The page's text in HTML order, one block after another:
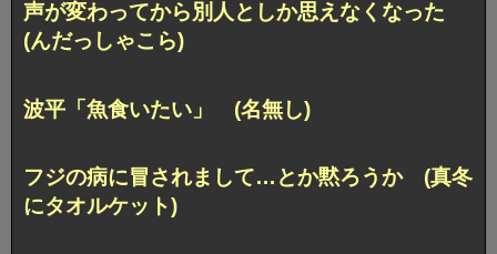
声が変わってから別人としか思えなくなった
(んだっしゃこら)
波平「魚食いたい」 (名無し)
フジの病に冒されまして…とか黙ろうか (真冬
にタオルケット)